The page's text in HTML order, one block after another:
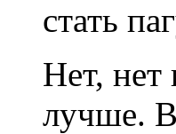
стать
Нет, нет
лучше.